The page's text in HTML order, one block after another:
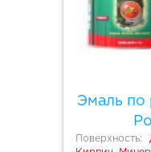
Эмаль по
Поверхность: